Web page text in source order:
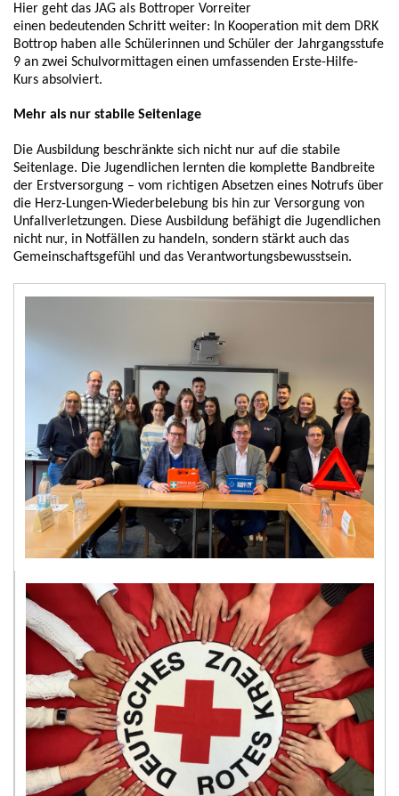
Hier geht das JAG als Bottroper Vorreiter
einen bedeutenden Schritt weiter: In Kooperation mit dem DRK
Bottrop haben alle Schülerinnen und Schüler der Jahrgangsstufe
9 an zwei Schulvormittagen einen umfassenden Erste-Hilfe-
Kurs absolviert.
Mehr als nur stabile Seitenlage
Die Ausbildung beschränkte sich nicht nur auf die stabile
Seitenlage. Die Jugendlichen lernten die komplette Bandbreite
der Erstversorgung – vom richtigen Absetzen eines Notrufs über
die Herz-Lungen-Wiederbelebung bis hin zur Versorgung von
Unfallverletzungen. Diese Ausbildung befähigt die Jugendlichen
nicht nur, in Notfällen zu handeln, sondern stärkt auch das
Gemeinschaftsgefühl und das Verantwortungsbewusstsein.